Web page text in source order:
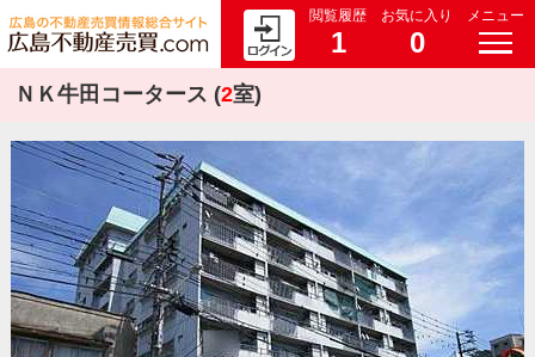
閲覧履歴
1
お気に入り
0
メニュー
ＮＫ牛田コータース (2室)